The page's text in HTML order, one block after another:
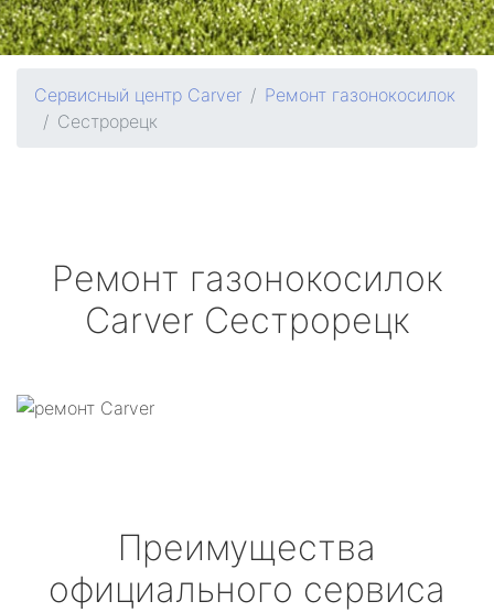
Сервисный центр Carver
Ремонт газонокосилок
Сестрорецк
Ремонт газонокосилок
Carver Сестрорецк
Преимущества
официального сервиса